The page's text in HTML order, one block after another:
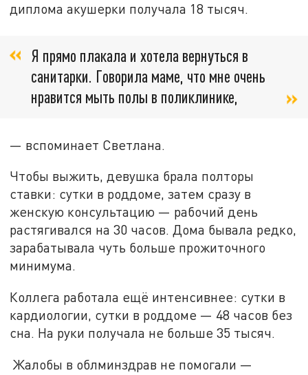
диплома акушерки получала 18 тысяч.
Я прямо плакала и хотела вернуться в
санитарки. Говорила маме, что мне очень
нравится мыть полы в поликлинике,
— вспоминает Светлана.
Чтобы выжить, девушка брала полторы
ставки: сутки в роддоме, затем сразу в
женскую консультацию — рабочий день
растягивался на 30 часов. Дома бывала редко,
зарабатывала чуть больше прожиточного
минимума.
Коллега работала ещё интенсивнее: сутки в
кардиологии, сутки в роддоме — 48 часов без
сна. На руки получала не больше 35 тысяч.
Жалобы в облминздрав не помогали —